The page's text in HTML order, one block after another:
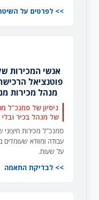
לפרטים על
אנשי המכירות
פוטנציאל
מנהל מכירות
ניסיון של סמנכ"ל
של מנהל בכיר
סמנכ"ל מכירות
עבודה ומוודא
על שעות.
לבדיקת התאמה